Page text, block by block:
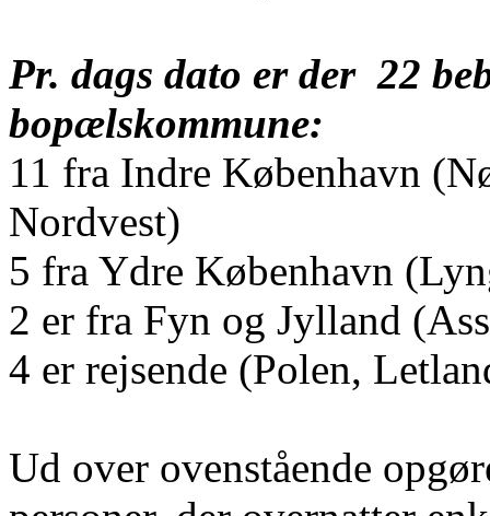
Pr. dags dato er der 22
bopælskommune:
11 fra Indre København
Nordvest)
5 fra Ydre København
2 er fra Fyn og Jylland
4 er rejsende (Polen,
Ud over ovenstående